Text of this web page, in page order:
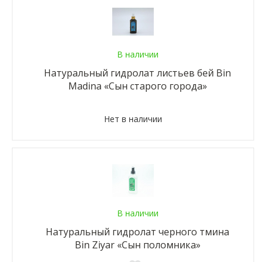
В наличии
Натуральный гидролат листьев бей Bin
Madina «Сын старого города»
Нет в наличии
В наличии
Натуральный гидролат черного тмина
Bin Ziyar «Сын поломника»